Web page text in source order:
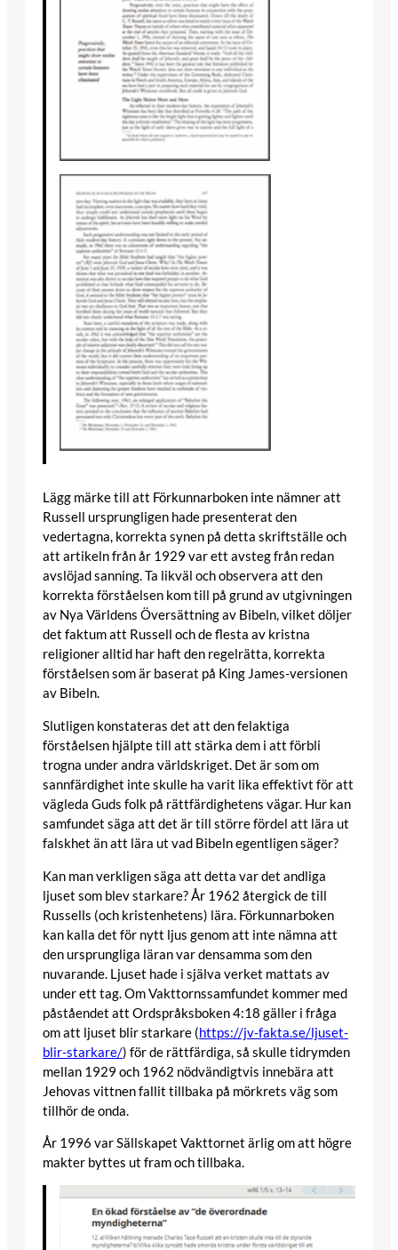
Lägg märke till att Förkunnarboken inte nämner att
Russell ursprungligen hade presenterat den
vedertagna, korrekta synen på detta skriftställe och
att artikeln från år 1929 var ett avsteg från redan
avslöjad sanning. Ta likväl och observera att den
korrekta förståelsen kom till på grund av utgivningen
av Nya Världens Översättning av Bibeln, vilket döljer
det faktum att Russell och de flesta av kristna
religioner alltid har haft den regelrätta, korrekta
förståelsen som är baserat på King James-versionen
av Bibeln.
Slutligen konstateras det att den felaktiga
förståelsen hjälpte till att stärka dem i att förbli
trogna under andra världskriget. Det är som om
sannfärdighet inte skulle ha varit lika effektivt för att
vägleda Guds folk på rättfärdighetens vägar. Hur kan
samfundet säga att det är till större fördel att lära ut
falskhet än att lära ut vad Bibeln egentligen säger?
Kan man verkligen säga att detta var det andliga
ljuset som blev starkare? År 1962 återgick de till
Russells (och kristenhetens) lära. Förkunnarboken
kan kalla det för nytt ljus genom att inte nämna att
den ursprungliga läran var densamma som den
nuvarande. Ljuset hade i själva verket mattats av
under ett tag. Om Vakttornssamfundet kommer med
påståendet att Ordspråksboken 4:18 gäller i fråga
om att ljuset blir starkare (https://jv-fakta.se/ljuset-
blir-starkare/) för de rättfärdiga, så skulle tidrymden
mellan 1929 och 1962 nödvändigtvis innebära att
Jehovas vittnen fallit tillbaka på mörkrets väg som
tillhör de onda.
År 1996 var Sällskapet Vakttornet ärlig om att högre
makter byttes ut fram och tillbaka.